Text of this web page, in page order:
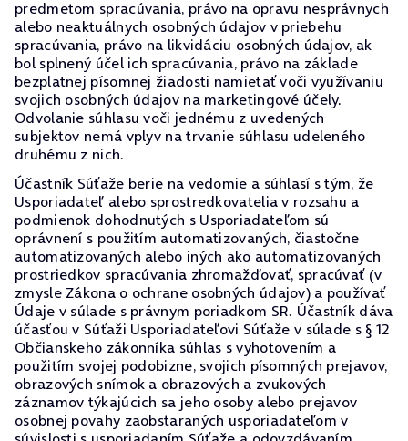
predmetom spracúvania, právo na opravu nesprávnych
alebo neaktuálnych osobných údajov v priebehu
spracúvania, právo na likvidáciu osobných údajov, ak
bol splnený účel ich spracúvania, právo na základe
bezplatnej písomnej žiadosti namietať voči využívaniu
svojich osobných údajov na marketingové účely.
Odvolanie súhlasu voči jednému z uvedených
subjektov nemá vplyv na trvanie súhlasu udeleného
druhému z nich.
Účastník Súťaže berie na vedomie a súhlasí s tým, že
Usporiadateľ alebo sprostredkovatelia v rozsahu a
podmienok dohodnutých s Usporiadateľom sú
oprávnení s použitím automatizovaných, čiastočne
automatizovaných alebo iných ako automatizovaných
prostriedkov spracúvania zhromažďovať, spracúvať (v
zmysle Zákona o ochrane osobných údajov) a používať
Údaje v súlade s právnym poriadkom SR. Účastník dáva
účasťou v Súťaži Usporiadateľovi Súťaže v súlade s § 12
Občianskeho zákonníka súhlas s vyhotovením a
použitím svojej podobizne, svojich písomných prejavov,
obrazových snímok a obrazových a zvukových
záznamov týkajúcich sa jeho osoby alebo prejavov
osobnej povahy zaobstaraných usporiadateľom v